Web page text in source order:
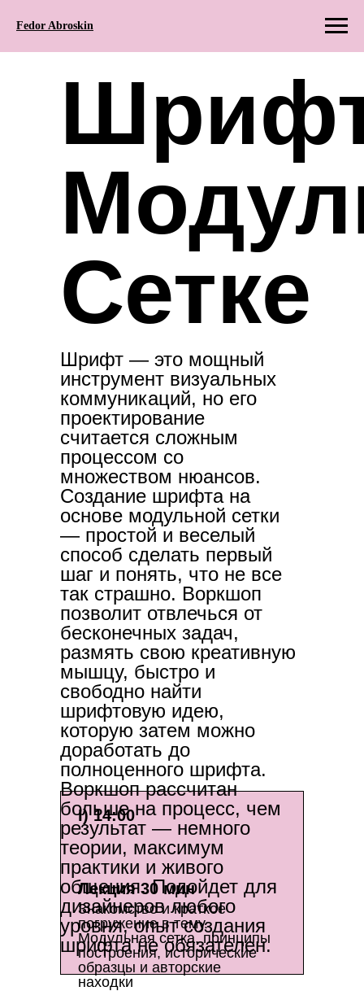
Fedor Abroskin
Сетке
Шрифт — это мощный
инструмент визуальных
коммуникаций, но его
проектирование
считается сложным
процессом со
множеством нюансов.
Создание шрифта на
основе модульной сетки
— простой и веселый
способ сделать первый
шаг и понять, что не все
так страшно. Воркшоп
позволит отвлечься от
бесконечных задач,
размять свою креативную
мышцу, быстро и
свободно найти
шрифтовую идею,
которую затем можно
доработать до
полноценного шрифта.
Воркшоп рассчитан
больше на процесс, чем
результат — немного
теории, максимум
практики и живого
общения. Подойдет для
дизайнеров любого
уровня, опыт создания
шрифта не обязателен.
Знакомство и краткое
погружение в тему.
Модульная сетка, принципы
построения, исторические
образцы и авторские
находки
I) 14:00
Лекция 30 мин